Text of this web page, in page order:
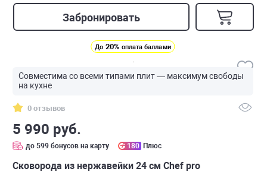
Забронировать
До 20% оплата баллами
Совместима со всеми типами плит — максимум свободы
на кухне
0 отзывов
5 990 руб.
до 599 бонусов на карту 180 Плюс
Сковорода из нержавейки 24 см Chef pro